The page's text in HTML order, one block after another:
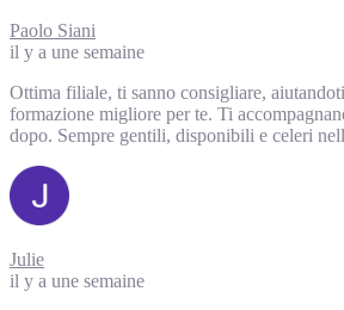
Paolo Siani
il y a une semaine
Ottima filiale, ti sanno consigliare,
formazione migliore per te. Ti
dopo. Sempre gentili, disponibili e celeri
Julie
il y a une semaine